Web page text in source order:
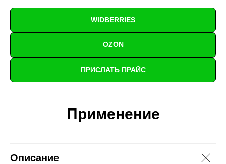
WIDBERRIES
OZON
ПРИСЛАТЬ ПРАЙС
Применение
Описание